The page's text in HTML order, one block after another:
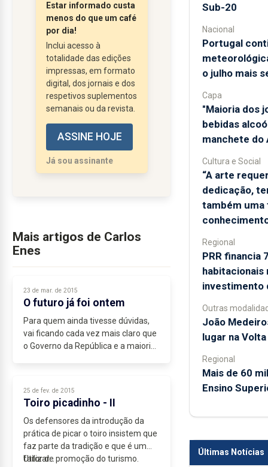
reduções de efetivos
que entenderem.
Contudo, isso não
invalida as críticas que
são feitas à atitude de
se servirem da sua
supremacia para impor
as regras do jogo com
prejuízo...
Estar informado custa
menos do que um café
por dia!
Inclui acesso à
totalidade das edições
impressas, em formato
digital, dos jornais e dos
respetivos suplementos
semanais ou da revista.
ASSINE HOJE
Já sou assinante
Mais artigos de Carlos
Enes
23 de mar. de 2015
O futuro já foi ontem
Para quem ainda tivesse dúvidas,
vai ficando cada vez mais claro que
o Governo da República e a maioria
25 de fev. de 2015
Toiro picadinho - II
Os defensores da introdução da
prática de picar o toiro insistem que
faz parte da tradição e que é um
fator de promoção do turismo.
Utilizar...
Sub-20
Nacional
Portugal
o julho mais
Capa
"Maioria dos
bebidas
manchete do
Cultura e Social
“A arte
dedicação,
também uma
Regional
PRR financia
habitacionais
investimento
Outras
João
lugar na
Regional
Mais de 60
Ensino
Últimas Notícias